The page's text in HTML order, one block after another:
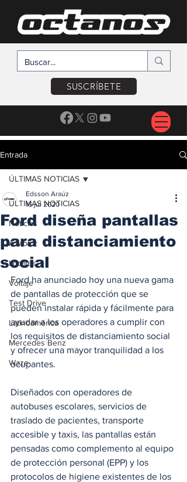
SUSCRÍBETE
Entrada
ÚLTIMAS NOTICIAS
Noticias
A Motor
Locales
Voltaje
Test Drive
Latinoamérica
Mercedes Benz
Waze
ÚLTIMAS NOTICIAS
Ford diseña pantallas
para distanciamiento
social
Edsson Araúz
16 jul 2020
Ford ha anunciado hoy una nueva gama
de pantallas de protección que se
pueden instalar rápida y fácilmente para
ayudar a los operadores a cumplir con
los requisitos de distanciamiento social
y ofrecer una mayor tranquilidad a los
ocupantes.
Diseñados con operadores de
autobuses escolares, servicios de
traslado de pacientes, transporte
accesible y taxis, las pantallas están
pensadas como complemento al equipo
de protección personal (EPP) y los
protocolos de higiene existentes de los